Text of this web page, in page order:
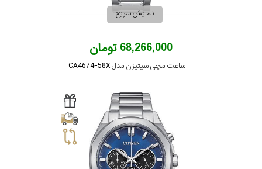
نمایش سریع
68,266,000 تومان
ساعت مچی سیتیزن مدل CA4674-58X